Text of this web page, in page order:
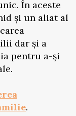
În aceste
și un aliat al
dar și a
pentru a-și
.